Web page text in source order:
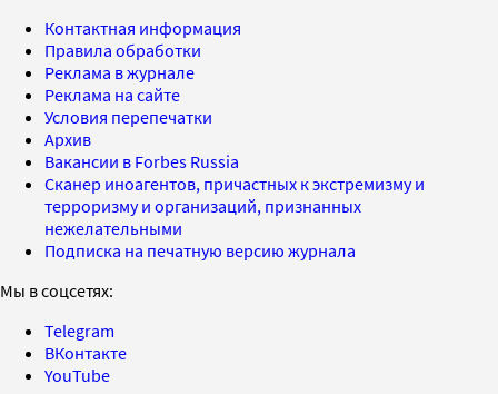
Контактная информация
Правила обработки
Реклама в журнале
Реклама на сайте
Условия перепечатки
Архив
Вакансии в Forbes Russia
Сканер иноагентов, причастных к экстремизму и
терроризму и организаций, признанных
нежелательными
Подписка на печатную версию журнала
Мы в соцсетях:
Telegram
ВКонтакте
YouTube